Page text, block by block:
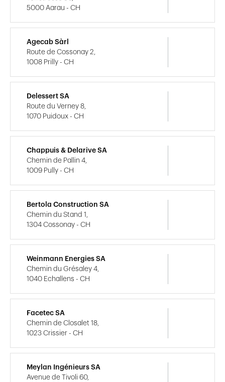
5000 Aarau - CH
Agecab Sàrl
Route de Cossonay 2,
1008 Prilly - CH
Delessert SA
Route du Verney 8,
1070 Puidoux - CH
Chappuis & Delarive SA
Chemin de Pallin 4,
1009 Pully - CH
Bertola Construction SA
Chemin du Stand 1,
1304 Cossonay - CH
Weinmann Energies SA
Chemin du Grésaley 4,
1040 Echallens - CH
Facetec SA
Chemin de Closalet 18,
1023 Crissier - CH
Meylan Ingénieurs SA
Avenue de Tivoli 60,